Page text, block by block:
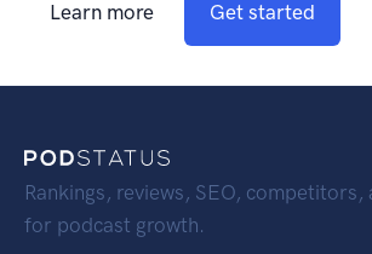
Learn more Get started
Rankings, reviews, SEO, competitors,
for podcast growth.